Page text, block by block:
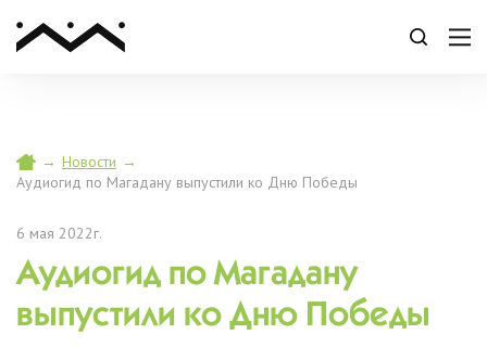
→ Новости →
Аудиогид по Магадану выпустили ко Дню Победы
6 мая 2022г.
Аудиогид по Магадану
выпустили ко Дню Победы